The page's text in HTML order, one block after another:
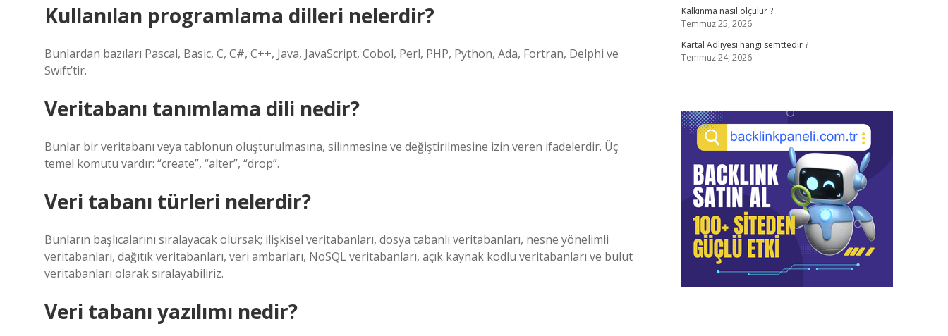
Kullanılan programlama dilleri nelerdir?
Bunlardan bazıları Pascal, Basic, C, C#, C++, Java, JavaScript, Cobol, Perl, PHP, Python, Ada, Fortran, Delphi ve
Swift’tir.
Veritabanı tanımlama dili nedir?
Bunlar bir veritabanı veya tablonun oluşturulmasına, silinmesine ve değiştirilmesine izin veren ifadelerdir. Üç
temel komutu vardır: “create”, “alter”, “drop”.
Veri tabanı türleri nelerdir?
Bunların başlıcalarını sıralayacak olursak; ilişkisel veritabanları, dosya tabanlı veritabanları, nesne yönelimli
veritabanları, dağıtık veritabanları, veri ambarları, NoSQL veritabanları, açık kaynak kodlu veritabanları ve bulut
veritabanları olarak sıralayabiliriz.
Veri tabanı yazılımı nedir?
Kalkınma nasıl ölçülür ?
Temmuz 25, 2026
Kartal Adliyesi hangi semttedir ?
Temmuz 24, 2026